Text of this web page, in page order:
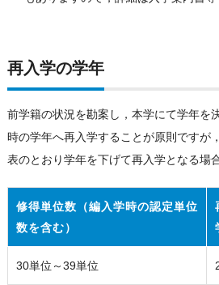
再入学の学年
前学籍の状況を勘案し，本学にて学年を
時の学年へ再入学することが原則ですが
表のとおり学年を下げて再入学となる場
修得単位数（編入学時の認定単位
数を含む）
30単位～39単位